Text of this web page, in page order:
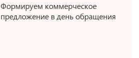
Формируем коммерческое
предложение в день обращения